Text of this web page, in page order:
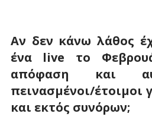
Αν δεν κάνω λάθος
ένα live
το
απόφαση και
πεινασμένοι/έτοιμοι
και εκτός συνόρων;